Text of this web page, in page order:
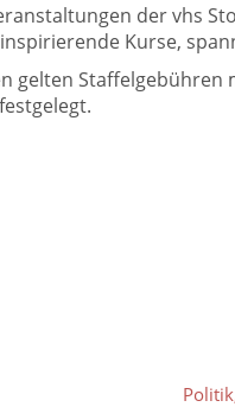
der vhs
Kurse,
gelten